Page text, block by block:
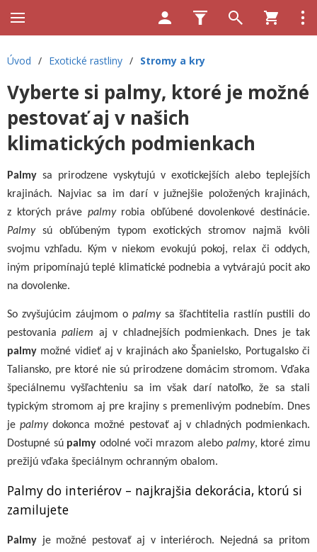
Úvod / Exotické rastliny / Stromy a kry
Vyberte si palmy, ktoré je možné
pestovať aj v našich
klimatických podmienkach
Palmy sa prirodzene vyskytujú v exotickejších alebo teplejších
krajinách. Najviac sa im darí v južnejšie položených krajinách,
z ktorých práve palmyrobia obľúbené dovolenkové destinácie.
Palmysú obľúbeným typom exotických stromov najmä kvôli
svojmu vzhľadu. Kým v niekom evokujú pokoj, relax či oddych,
iným pripomínajú teplé klimatické podnebia a vytvárajú pocit ako
na dovolenke.
So zvyšujúcim záujmom o palmysa šľachtitelia rastlín pustili do
pestovaniapaliem aj v chladnejších podmienkach. Dnes je tak
palmy možné vidieť aj v krajinách ako Španielsko, Portugalsko či
Taliansko, pre ktoré nie sú prirodzene domácim stromom. Vďaka
špeciálnemu vyšľachteniu sa im však darí natoľko, že sa stali
typickým stromom aj pre krajiny s premenlivým podnebím. Dnes
jepalmydokonca možné pestovať aj v chladných podmienkach.
Dostupné sú palmy odolné voči mrazom alebo palmy, ktoré zimu
prežijú vďaka špeciálnym ochranným obalom.
Palmy do interiérov – najkrajšia dekorácia, ktorú si
zamilujete
Palmy je možné pestovať aj v interiéroch. Nejedná sa pritom